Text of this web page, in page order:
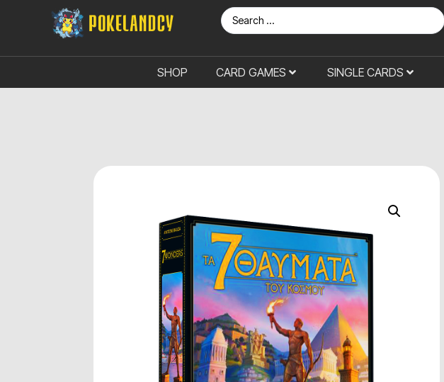
SHOP CARD GAMES SINGLE CARDS